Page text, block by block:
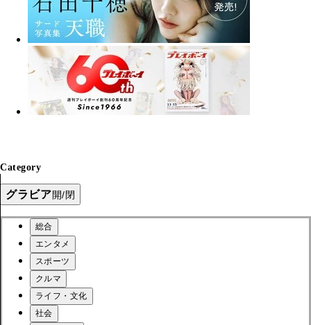
Category
グラビア開/閉
総合
エンタメ
スポーツ
クルマ
ライフ・文化
社会